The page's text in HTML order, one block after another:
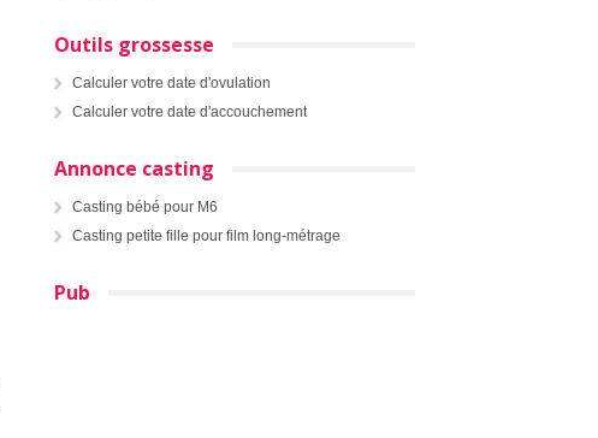
Outils grossesse
Calculer votre date d'ovulation
Calculer votre date d'accouchement
Annonce casting
Casting bébé pour M6
Casting petite fille pour film long-métrage
Pub